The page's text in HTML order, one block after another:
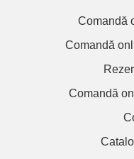
Comandă
Comandă
Comandă